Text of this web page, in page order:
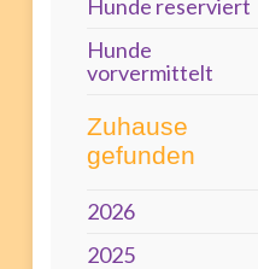
Hunde reserviert
Hunde
vorvermittelt
Zuhause
gefunden
2026
2025